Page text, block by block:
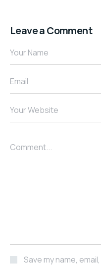
Leave a Comment
Your Name
Email
Your Website
Comment...
Save my name,